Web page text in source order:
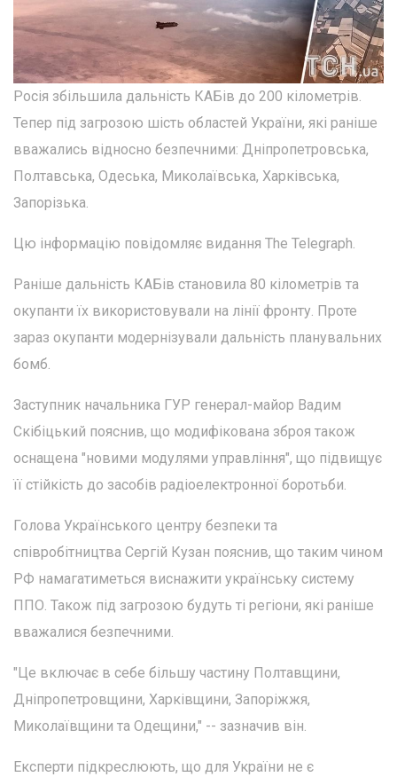
Росія збільшила дальність КАБів до 200 кілометрів.
Тепер під загрозою шість областей України, які раніше
вважались відносно безпечними: Дніпропетровська,
Полтавська, Одеська, Миколаївська, Харківська,
Запорізька.
Цю інформацію повідомляє видання The Telegraph.
Раніше дальність КАБів становила 80 кілометрів та
окупанти їх використовували на лінії фронту. Проте
зараз окупанти модернізували дальність планувальних
бомб.
Заступник начальника ГУР генерал-майор Вадим
Скібіцький пояснив, що модифікована зброя також
оснащена "новими модулями управління", що підвищує
її стійкість до засобів радіоелектронної боротьби.
Голова Українського центру безпеки та
співробітництва Сергій Кузан пояснив, що таким чином
РФ намагатиметься виснажити українську систему
ППО. Також під загрозою будуть ті регіони, які раніше
вважалися безпечними.
"Це включає в себе більшу частину Полтавщини,
Дніпропетровщини, Харківщини, Запоріжжя,
Миколаївщини та Одещини," -- зазначив він.
Експерти підкреслюють, що для України не є